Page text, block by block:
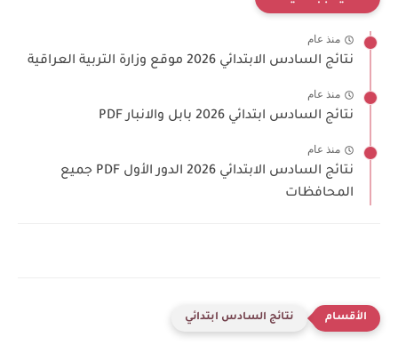
منذ عام
نتائج السادس الابتدائي 2026 موقع وزارة التربية العراقية
منذ عام
نتائج السادس ابتدائي 2026 بابل والانبار PDF
منذ عام
نتائج السادس الابتدائي 2026 الدور الأول PDF جميع
المحافظات
نتائج السادس ابتدائي